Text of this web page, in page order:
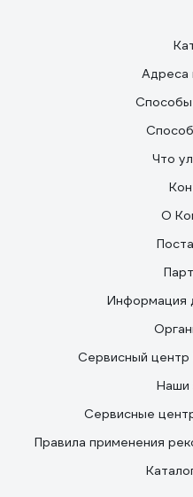
Адреса
Способы
Что
О
Информация
Сервисный
Наши
Сервисные
Правила применения